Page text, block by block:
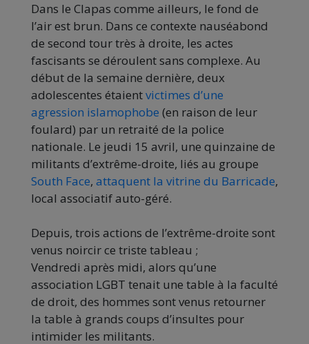
Dans le Clapas comme ailleurs, le fond de
l’air est brun. Dans ce contexte nauséabond
de second tour très à droite, les actes
fascisants se déroulent sans complexe. Au
début de la semaine dernière, deux
adolescentes étaientvictimes d’une
agression islamophobe (en raison de leur
foulard) par un retraité de la police
nationale. Le jeudi 15 avril, une quinzaine de
militants d’extrême-droite, liés au groupe
South Face, attaquent la vitrine du Barricade,
local associatif auto-géré.
Depuis, trois actions de l’extrême-droite sont
venus noircir ce triste tableau ;
Vendredi après midi, alors qu’une
association LGBT tenait une table à la faculté
de droit, des hommes sont venus retourner
la table à grands coups d’insultes pour
intimider les militants.